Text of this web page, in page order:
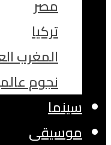
مصر
تركيا
المغرب
نجوم
سينما
موسيقى